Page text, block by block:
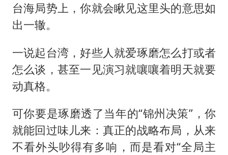
台海局势上，你就会瞅见这里头的意思如
出一辙。
一说起台湾，好些人就爱琢磨怎么打或者
怎么谈，甚至一见演习就嚷嚷着明天就要
动真格。
可你要是琢磨透了当年的“锦州决策”，你
就能回过味儿来：真正的战略布局，从来
不看外头吵得有多响，而是看对“全局主